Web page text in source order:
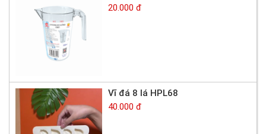
20.000 đ
Vĩ đá 8 lá HPL68
40.000 đ